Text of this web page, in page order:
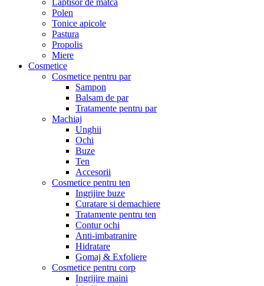
Laptisor de matca
Polen
Tonice apicole
Pastura
Propolis
Miere
Cosmetice
Cosmetice pentru par
Sampon
Balsam de par
Tratamente pentru par
Machiaj
Unghii
Ochi
Buze
Ten
Accesorii
Cosmetice pentru ten
Ingrijire buze
Curatare si demachiere
Tratamente pentru ten
Contur ochi
Anti-imbatranire
Hidratare
Gomaj & Exfoliere
Cosmetice pentru corp
Ingrijire maini